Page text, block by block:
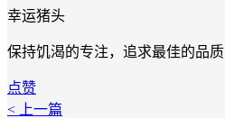
幸运猪头
保持饥渴的专注，追求最佳的品质
点赞
< 上一篇